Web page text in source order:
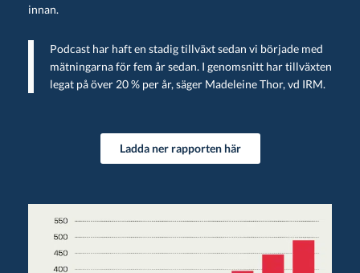
innan.
Podcast har haft en stadig tillväxt sedan vi började med
mätningarna för fem år sedan. I genomsnitt har tillväxten
legat på över 20 % per år, säger Madeleine Thor, vd IRM.
Ladda ner rapporten här